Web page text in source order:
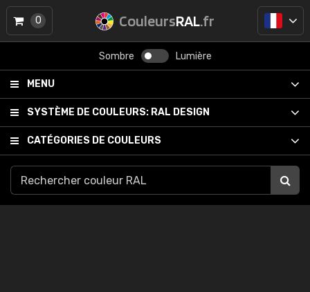
CouleursRAL.fr
Sombre Lumière
MENU
SYSTÈME DE COULEURS: RAL DESIGN
CATÉGORIES DE COULEURS
0